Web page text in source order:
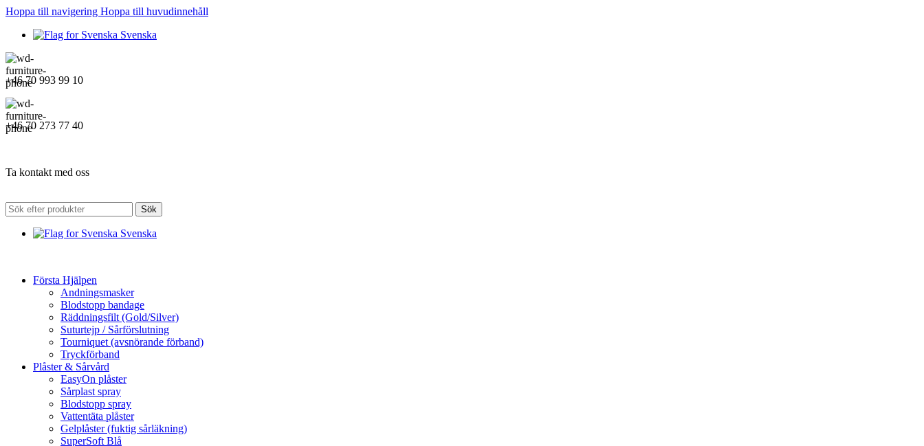
Hoppa till navigering Hoppa till huvudinnehåll
Svenska
+46 70 993 99 10
+46 70 273 77 40
Ta kontakt med oss
Sök
Svenska
Första Hjälpen
Andningsmasker
Blodstopp bandage
Räddningsfilt (Gold/Silver)
Suturtejp / Sårförslutning
Tourniquet (avsnörande förband)
Tryckförband
Plåster & Sårvård
EasyOn plåster
Sårplast spray
Blodstopp spray
Vattentäta plåster
Gelplåster (fuktig sårläkning)
SuperSoft Blå